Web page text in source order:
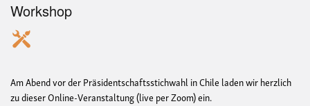
Workshop
Am Abend vor der Präsidentschaftsstichwahl in Chile laden wir herzlich
zu dieser Online-Veranstaltung (live per Zoom) ein.